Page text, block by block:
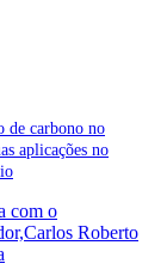
de carbono no
aplicações no
com o
Roberto